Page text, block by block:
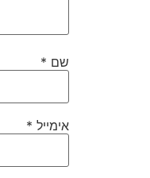
שם *
אימייל *